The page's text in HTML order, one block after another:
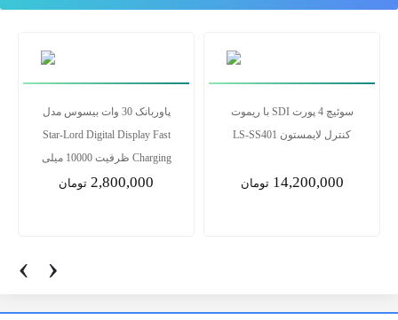
پاوربانک 30 وات بیسوس مدل
Star-Lord Digital Display Fast
Charging ظرفیت 10000 میلی
آمپر ساعت
2,800,000 تومان
سوئیچ 4 پورت SDI با ریموت
کنترل لایمستون LS-SS401
14,200,000 تومان
‹ ›